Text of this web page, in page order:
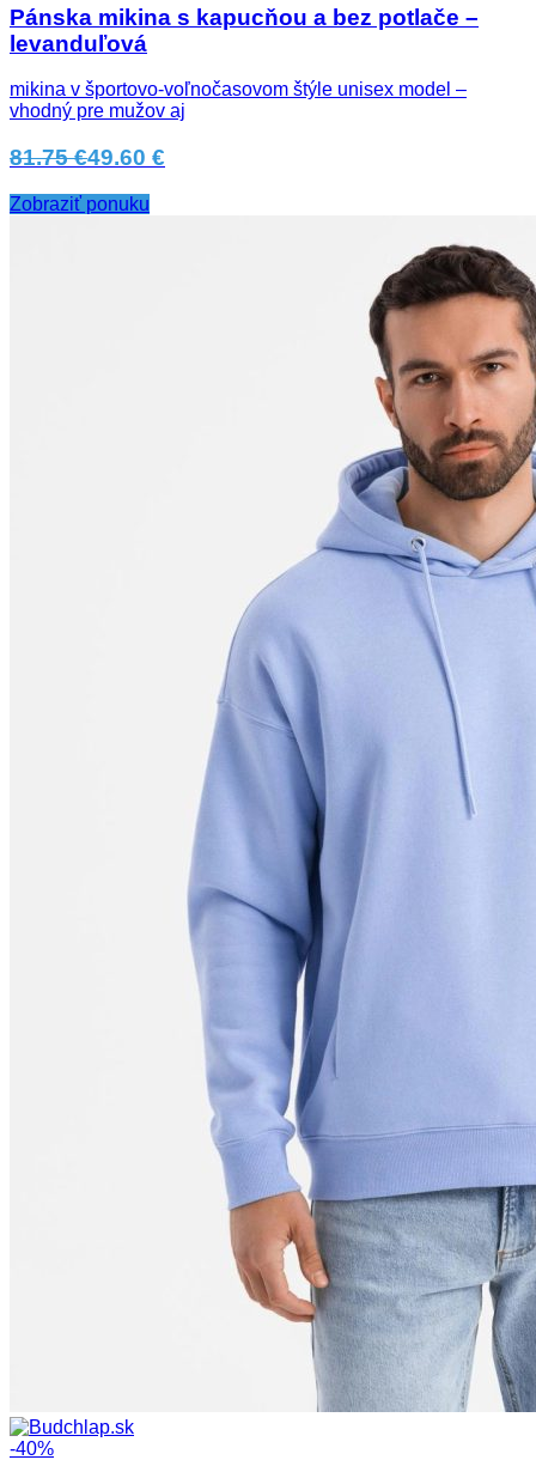
Pánska mikina s kapucňou a bez potlače –
levanduľová
mikina v športovo-voľnočasovom štýle unisex model –
vhodný pre mužov aj
81.75 €49.60 €
Zobraziť ponuku
-40%